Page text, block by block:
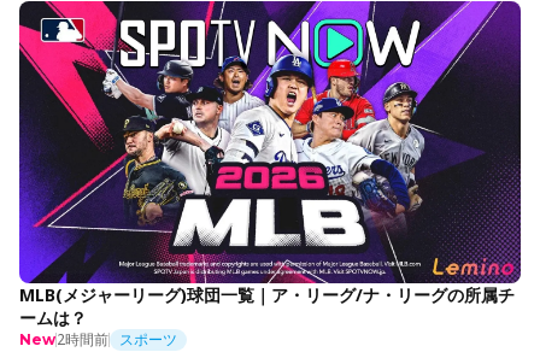
MLB(メジャーリーグ)球団一覧｜ア・リーグ/ナ・リーグの所属チ
ームは？
New2時間前 スポーツ